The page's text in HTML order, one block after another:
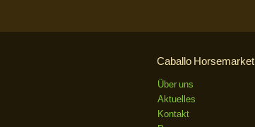
Caballo Horsemarket
Über uns
Aktuelles
Kontakt